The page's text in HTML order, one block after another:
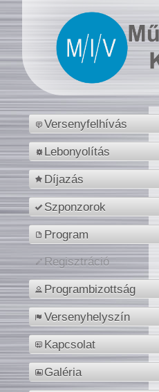
Versenyfelhívás
Lebonyolítás
Díjazás
Szponzorok
Program
Regisztráció
Programbizottság
Versenyhelyszín
Kapcsolat
Galéria